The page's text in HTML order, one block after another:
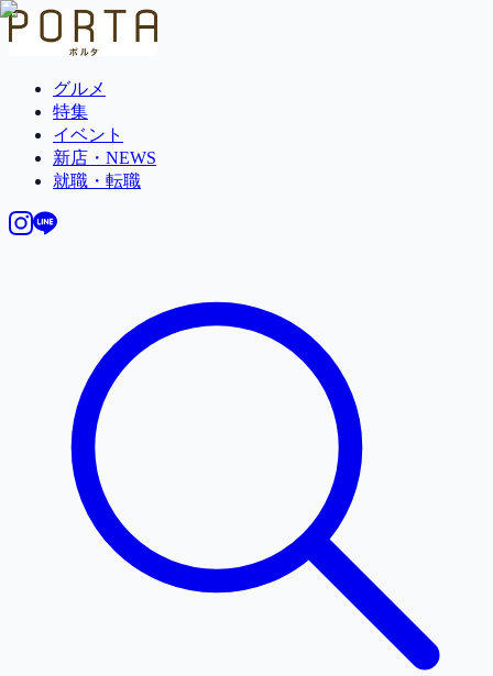
グルメ
特集
イベント
新店・NEWS
就職・転職